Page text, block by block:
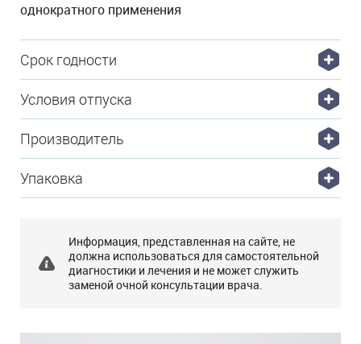
однократного применения
Срок годности
Условия отпуска
Производитель
Упаковка
Информация, представленная на сайте, не
должна использоваться для самостоятельной
диагностики и лечения и не может служить
заменой очной консультации врача.